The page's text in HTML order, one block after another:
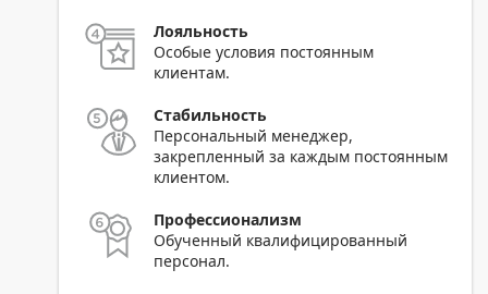
Лояльность
Особые условия постоянным
клиентам.
Стабильность
Персональный менеджер,
закрепленный за каждым постоянным
клиентом.
Профессионализм
Обученный квалифицированный
персонал.